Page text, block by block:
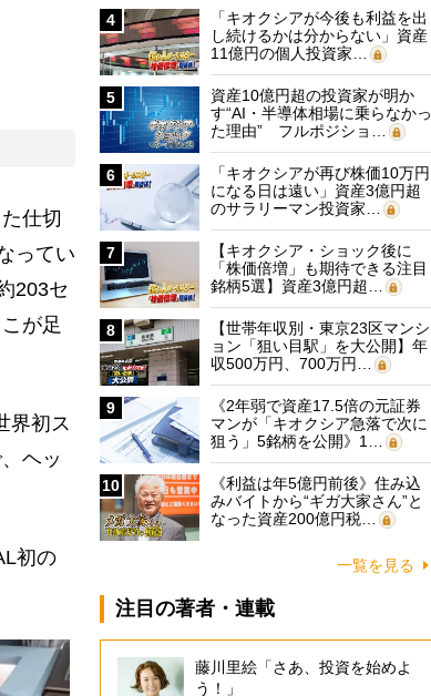
仕切
ってい
203セ
が足
界初ス
ヘッ
初の
4
「キオクシアが今後も利益を出
し続けるかは分からない」資産
11億円の個人投資家…
5
資産10億円超の投資家が明か
す“AI・半導体相場に乗らなかっ
た理由” フルポジショ…
6
「キオクシアが再び株価10万円
になる日は遠い」資産3億円超
のサラリーマン投資家…
7
【キオクシア・ショック後に
「株価倍増」も期待できる注目
銘柄5選】資産3億円超…
8
【世帯年収別・東京23区マンシ
ョン「狙い目駅」を大公開】年
収500万円、700万円…
9
《2年弱で資産17.5倍の元証券
マンが「キオクシア急落で次に
狙う」5銘柄を公開》1…
10
《利益は年5億円前後》住み込
みバイトから“ギガ大家さん”と
なった資産200億円税…
一覧を見る
注目の著者・連載
藤川里絵「さあ、投資を始めよ
う！」